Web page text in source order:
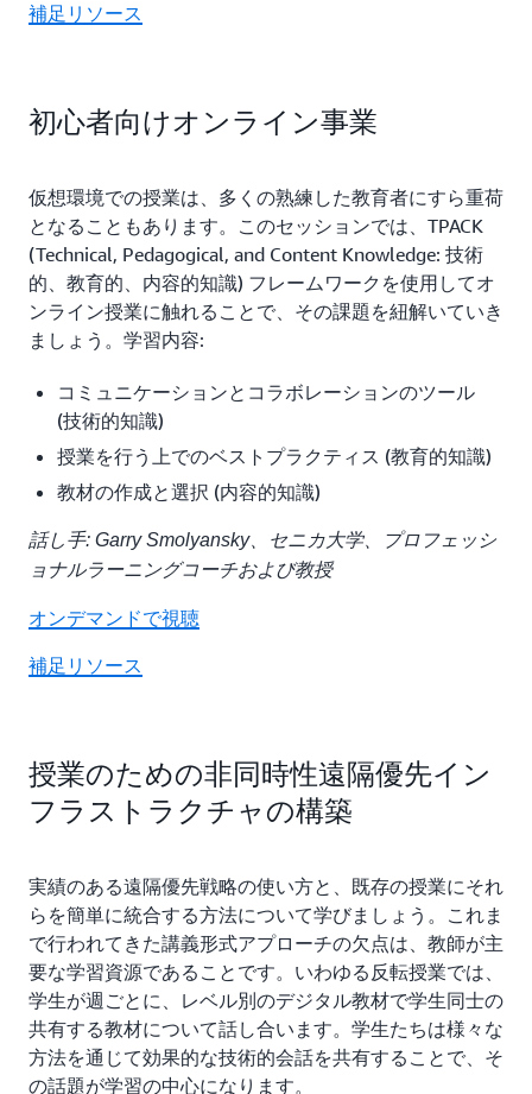
補足リソース
初心者向けオンライン事業
仮想環境での授業は、多くの熟練した教育者にすら重荷
となることもあります。このセッションでは、TPACK
(Technical, Pedagogical, and Content Knowledge: 技術
的、教育的、内容的知識) フレームワークを使用してオ
ンライン授業に触れることで、その課題を紐解いていき
ましょう。学習内容:
コミュニケーションとコラボレーションのツール
(技術的知識)
授業を行う上でのベストプラクティス (教育的知識)
教材の作成と選択 (内容的知識)
話し手: Garry Smolyansky、セニカ大学、プロフェッシ
ョナルラーニングコーチおよび教授
オンデマンドで視聴
補足リソース
授業のための非同時性遠隔優先イン
フラストラクチャの構築
実績のある遠隔優先戦略の使い方と、既存の授業にそれ
らを簡単に統合する方法について学びましょう。これま
で行われてきた講義形式アプローチの欠点は、教師が主
要な学習資源であることです。いわゆる反転授業では、
学生が週ごとに、レベル別のデジタル教材で学生同士の
共有する教材について話し合います。学生たちは様々な
方法を通じて効果的な技術的会話を共有することで、そ
の話題が学習の中心になります。